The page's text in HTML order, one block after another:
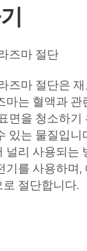
즈마 절단
즈마 절단은
마는 혈액과
면을 청소하
있는 물질입니
널리 사용되는
기를 사용하며
로 절단합니다.